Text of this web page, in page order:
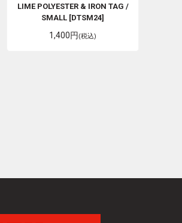
LIME POLYESTER & IRON TAG /
SMALL [DTSM24]
1,400円(税込)